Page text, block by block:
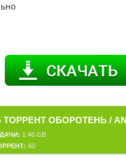
1.46 GB
60